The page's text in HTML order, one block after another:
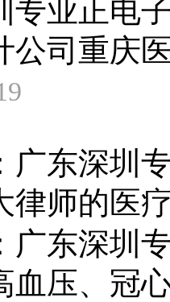
专业正电
公司重庆
广东深圳
律师的医
广东深圳
血压、冠